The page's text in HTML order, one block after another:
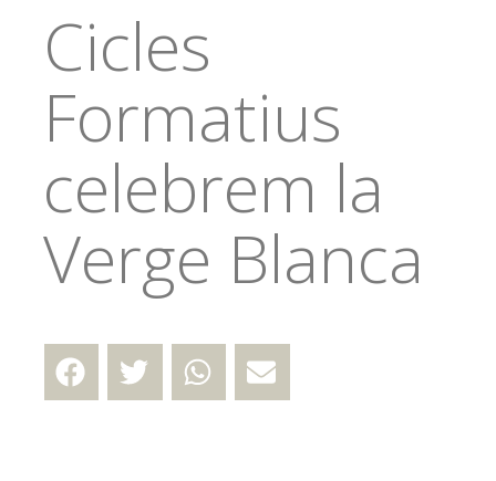
Cicles
Formatius
celebrem la
Verge Blanca